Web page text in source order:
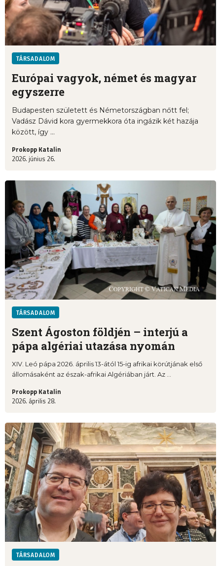
TÁRSADALOM
Európai vagyok, német és magyar
egyszerre
Budapesten született és Németországban nőtt fel;
Vadász Dávid kora gyermekkora óta ingázik két hazája
között, így ...
Prokopp Katalin
2026. június 26.
TÁRSADALOM
Szent Ágoston földjén – interjú a
pápa algériai utazása nyomán
XIV. Leó pápa 2026. április 13-ától 15-ig afrikai körútjának első
állomásaként az észak-afrikai Algériában járt. Az ...
Prokopp Katalin
2026. április 28.
TÁRSADALOM